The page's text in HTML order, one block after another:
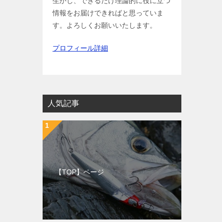
情報をお届けできればと思っていま
す。よろしくお願いいたします。
プロフィール詳細
人気記事
【TOP】ページ